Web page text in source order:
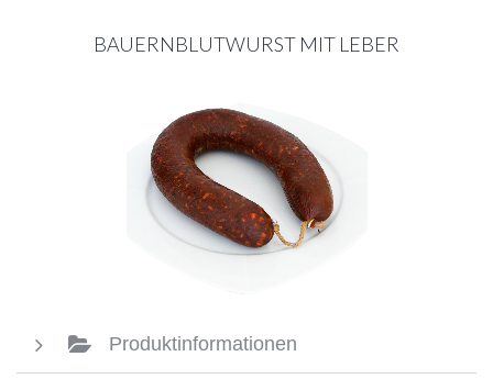
BAUERNBLUTWURST MIT LEBER
Produktinformationen